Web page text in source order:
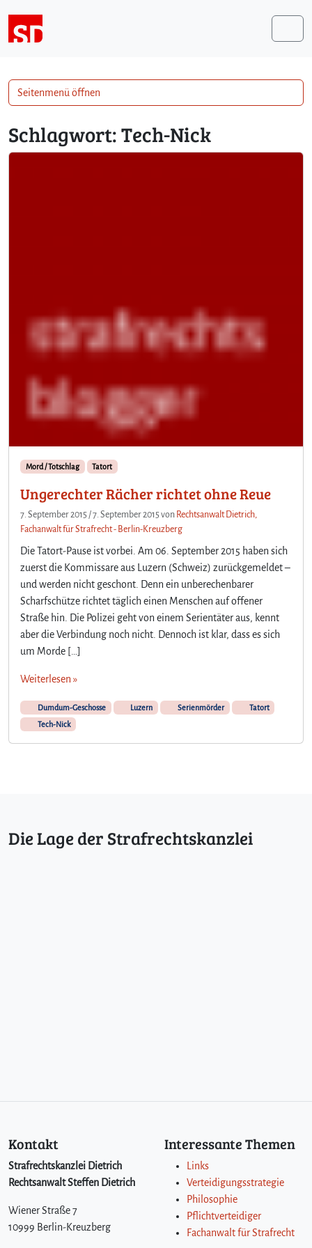
Schlagwort:Tech-Nick
Mord / Totschlag Tatort
Ungerechter Rächer richtet ohne Reue
7. September 2015 /7. September 2015von Rechtsanwalt Dietrich,
Fachanwalt für Strafrecht - Berlin-Kreuzberg
Die Tatort-Pause ist vorbei. Am 06. September 2015 haben sich
zuerst die Kommissare aus Luzern (Schweiz) zurückgemeldet –
und werden nicht geschont. Denn ein unberechenbarer
Scharfschütze richtet täglich einen Menschen auf offener
Straße hin. Die Polizei geht von einem Serientäter aus, kennt
aber die Verbindung noch nicht. Dennoch ist klar, dass es sich
um Morde […]
Weiterlesen »
Dumdum-Geschosse Luzern Serienmörder
Tatort
Tech-Nick
Seitenmenü öffnen
Die Lage der Strafrechtskanzlei
Kontakt
Strafrechtskanzlei Dietrich
Rechtsanwalt Steffen Dietrich
Wiener Straße 7
10999 Berlin-Kreuzberg
Interessante Themen
Links
Verteidigungsstrategie
Philosophie
Pflichtverteidiger
Fachanwalt für Strafrecht